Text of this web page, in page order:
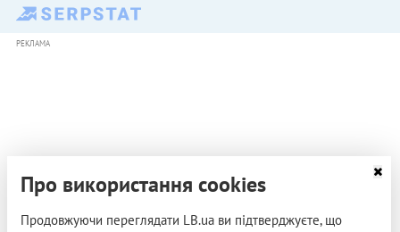
РЕКЛАМА
Про використання cookies
Продовжуючи переглядати LB.ua ви підтверджуєте, що